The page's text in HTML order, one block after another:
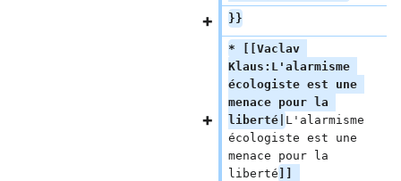
}}
* [[Vaclav
Klaus:L'alarmisme
écologiste est une
menace pour la
liberté| L'alarmisme
écologiste est une
menace pour la
liberté